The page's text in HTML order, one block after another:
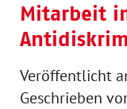
Mitarbeit
Veröffentlicht
Geschrieben